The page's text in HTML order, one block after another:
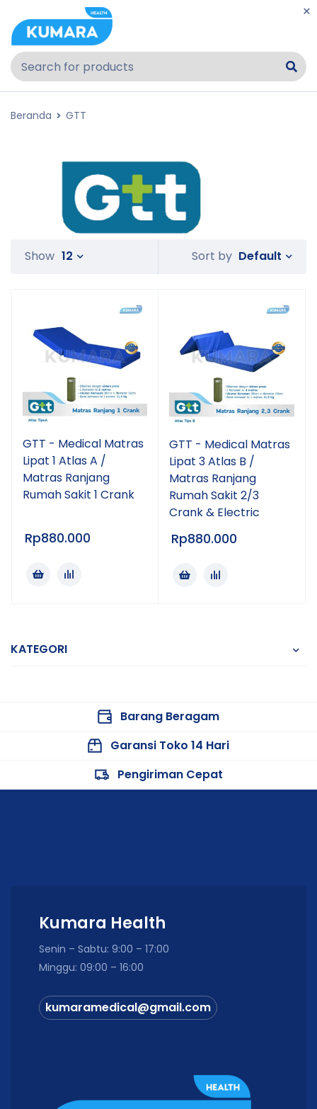
Beranda GTT
KATEGORI
Sort by Default
Show 12
GTT - Medical Matras
Lipat 1 Atlas A /
Matras Ranjang
Rumah Sakit 1 Crank
Rp880.000
GTT - Medical Matras
Lipat 3 Atlas B /
Matras Ranjang
Rumah Sakit 2/3
Crank & Electric
Rp880.000
Barang Beragam
Garansi Toko 14 Hari
Pengiriman Cepat
Kumara Health
Senin – Sabtu: 9:00 – 17:00
Minggu: 09:00 – 16:00
kumaramedical@gmail.com